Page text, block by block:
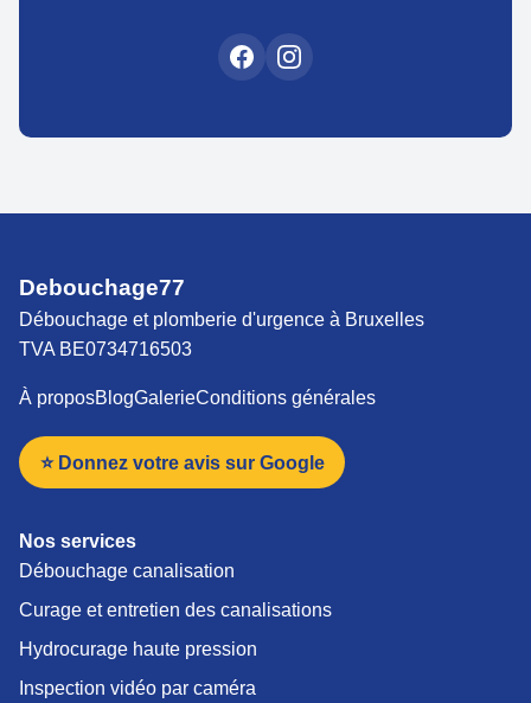
Debouchage77
Débouchage et plomberie d'urgence à Bruxelles
TVA BE0734716503
À proposBlogGalerieConditions générales
⭐ Donnez votre avis sur Google
Nos services
Débouchage canalisation
Curage et entretien des canalisations
Hydrocurage haute pression
Inspection vidéo par caméra